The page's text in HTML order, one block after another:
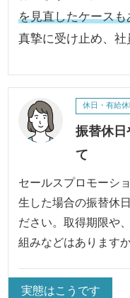
を見直したケース
真摯に受け止め、
振替休日
て
休日・有給休
セールスプロモーシ
生した場合の振替休
ださい。取得期限や
組みなどはありますか
実態はこうです